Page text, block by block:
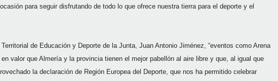
para seguir disfrutando de todo lo que ofrece nuestra tierra para el deporte y el
de Educación y Deporte de la Junta, Juan Antonio Jiménez, “eventos como Arena
valor que Almería y la provincia tienen el mejor pabellón al aire libre y que, al igual que
la declaración de Región Europea del Deporte, que nos ha permitido celebrar